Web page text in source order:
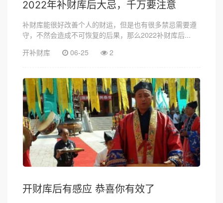
2022年补财库后大忌，千万要注意
补财库能很好改善个人的财运，但是也有很多禁忌需要遵
守，不然会造成不可恢复的后果，那么2022补财库后...
开补财库
06-25 2
开财库后有感应 恭喜你有效了